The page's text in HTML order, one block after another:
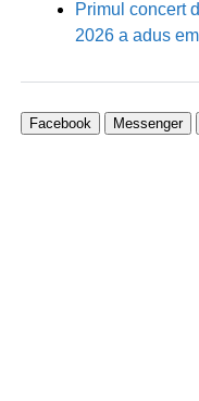
Primul concert
2026 a adus
Facebook Messenger